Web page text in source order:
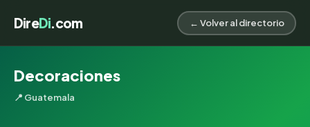
DireDi.com ← Volver al directorio
Decoraciones
📍 Guatemala